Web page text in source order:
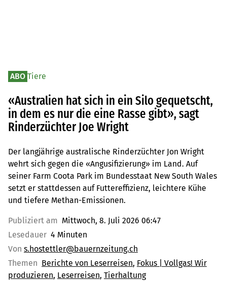
ABO Tiere
«Australien hat sich in ein Silo gequetscht,
in dem es nur die eine Rasse gibt», sagt
Rinderzüchter Joe Wright
Der langjährige australische Rinderzüchter Jon Wright
wehrt sich gegen die «Angusifizierung» im Land. Auf
seiner Farm Coota Park im Bundesstaat New South Wales
setzt er stattdessen auf Futtereffizienz, leichtere Kühe
und tiefere Methan-Emissionen.
Publiziert am Mittwoch, 8. Juli 2026 06:47
Lesedauer 4 Minuten
Von s.hostettler@bauernzeitung.ch
Themen Berichte von Leserreisen Fokus | Vollgas! Wir
produzieren Leserreisen Tierhaltung